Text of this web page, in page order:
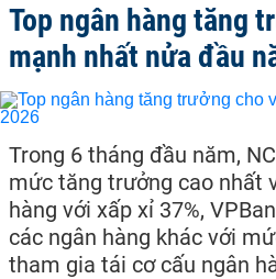
Top ngân hàng tăng
mạnh nhất nửa đầu
Trong 6 tháng đầu năm,
mức tăng trưởng cao nhất
hàng với xấp xỉ 37%,
các ngân hàng khác với
tham gia tái cơ cấu ngân